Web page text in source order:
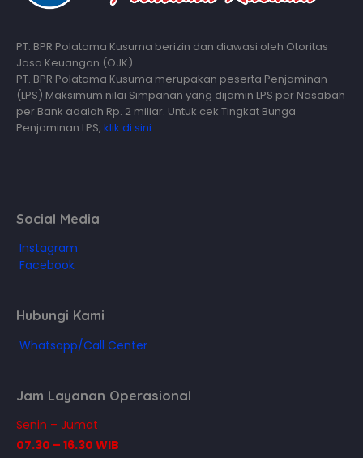
PT. BPR Polatama Kusuma berizin dan diawasi oleh Otoritas
Jasa Keuangan (OJK)
PT. BPR Polatama Kusuma merupakan peserta Penjaminan
(LPS) Maksimum nilai Simpanan yang dijamin LPS per Nasabah
per Bank adalah Rp. 2 miliar. Untuk cek Tingkat Bunga
Penjaminan LPS, klik di sini.
Social Media
Instagram
Facebook
Hubungi Kami
Whatsapp/Call Center
Jam Layanan Operasional
Senin – Jumat
07.30 – 16.30 WIB